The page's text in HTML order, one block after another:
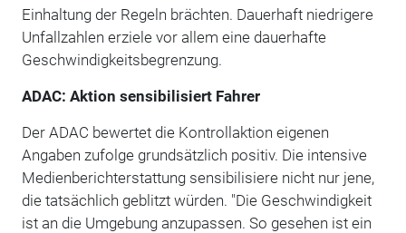
Einhaltung der Regeln brächten. Dauerhaft niedrigere
Unfallzahlen erziele vor allem eine dauerhafte
Geschwindigkeitsbegrenzung.
ADAC: Aktion sensibilisiert Fahrer
Der ADAC bewertet die Kontrollaktion eigenen
Angaben zufolge grundsätzlich positiv. Die intensive
Medienberichterstattung sensibilisiere nicht nur jene,
die tatsächlich geblitzt würden. "Die Geschwindigkeit
ist an die Umgebung anzupassen. So gesehen ist ein